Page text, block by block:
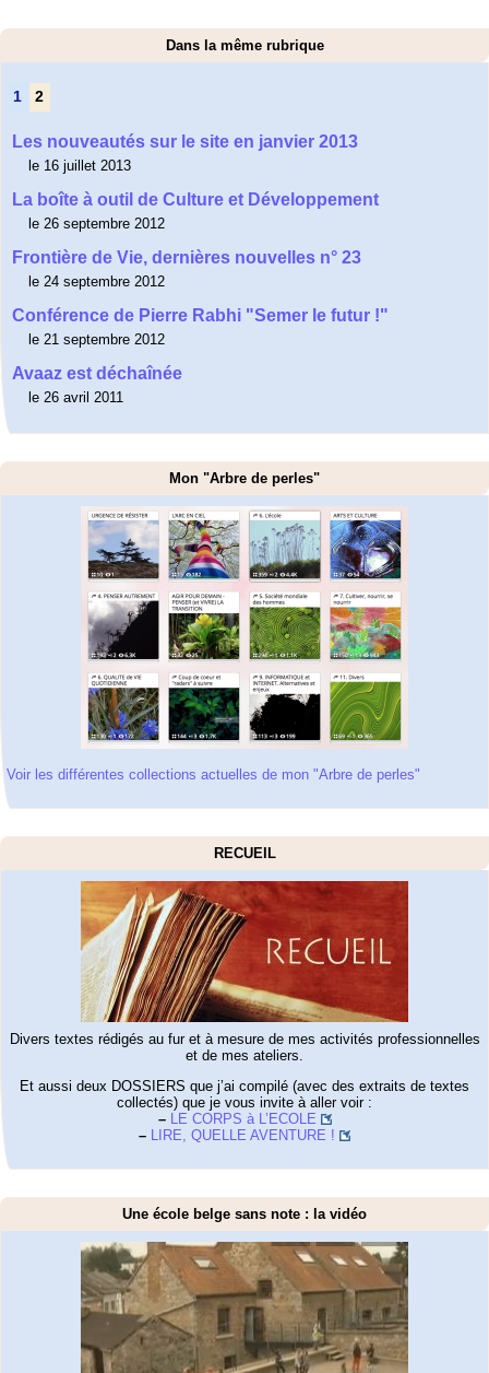
Dans la même rubrique
1 2
Les nouveautés sur le site en janvier 2013
le 16 juillet 2013
La boîte à outil de Culture et Développement
le 26 septembre 2012
Frontière de Vie, dernières nouvelles n° 23
le 24 septembre 2012
Conférence de Pierre Rabhi "Semer le futur !"
le 21 septembre 2012
Avaaz est déchaînée
le 26 avril 2011
Mon "Arbre de perles"
Voir les différentes collections actuelles de mon "Arbre de perles"
RECUEIL
Divers textes rédigés au fur et à mesure de mes activités professionnelles
et de mes ateliers.
Et aussi deux DOSSIERS que j’ai compilé (avec des extraits de textes
collectés) que je vous invite à aller voir :
– LE CORPS à L’ECOLE
– LIRE, QUELLE AVENTURE !
Une école belge sans note : la vidéo